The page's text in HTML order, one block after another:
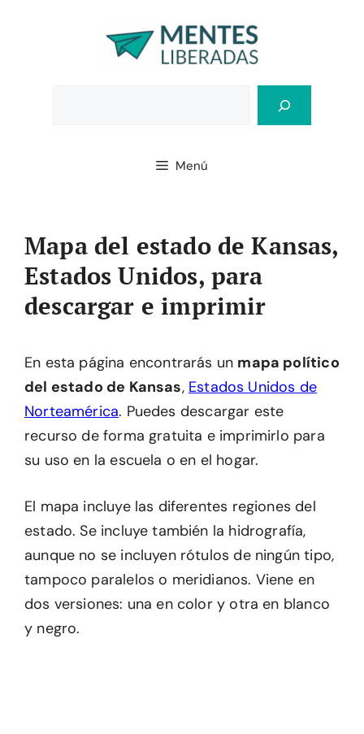
Menú
Mapa del estado de Kansas,
Estados Unidos, para
descargar e imprimir
En esta página encontrarás un mapa político
del estado de Kansas, Estados Unidos de
Norteamérica. Puedes descargar este
recurso de forma gratuita e imprimirlo para
su uso en la escuela o en el hogar.
El mapa incluye las diferentes regiones del
estado. Se incluye también la hidrografía,
aunque no se incluyen rótulos de ningún tipo,
tampoco paralelos o meridianos. Viene en
dos versiones: una en color y otra en blanco
y negro.